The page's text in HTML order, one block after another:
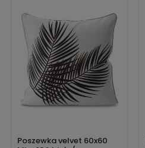
Poszewka velvet 60x60